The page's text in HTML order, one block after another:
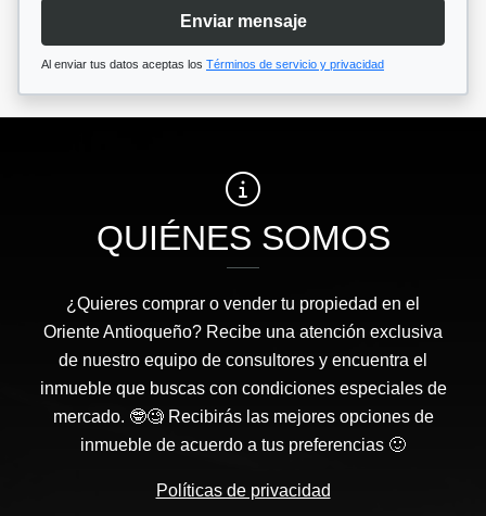
Enviar mensaje
Al enviar tus datos aceptas los Términos de servicio y privacidad
QUIÉNES SOMOS
¿Quieres comprar o vender tu propiedad en el
Oriente Antioqueño? Recibe una atención exclusiva
de nuestro equipo de consultores y encuentra el
inmueble que buscas con condiciones especiales de
mercado. 🤓🧐 Recibirás las mejores opciones de
inmueble de acuerdo a tus preferencias 🙂
Políticas de privacidad